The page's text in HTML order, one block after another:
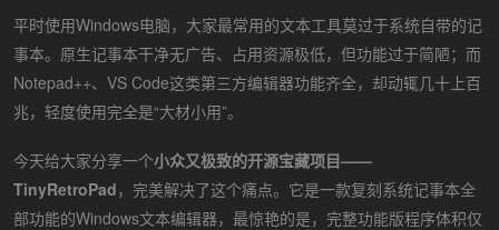
平时使用Windows电脑，大家最常用的文本工具莫过于系统自带的记
事本。原生记事本干净无广告、占用资源极低，但功能过于简陋；而
Notepad++、VS Code这类第三方编辑器功能齐全，却动辄几十上百
兆，轻度使用完全是“大材小用”。
今天给大家分享一个小众又极致的开源宝藏项目——
TinyRetroPad，完美解决了这个痛点。它是一款复刻系统记事本全
部功能的Windows文本编辑器，最惊艳的是，完整功能版程序体积仅